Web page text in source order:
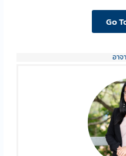
Go
อาจ